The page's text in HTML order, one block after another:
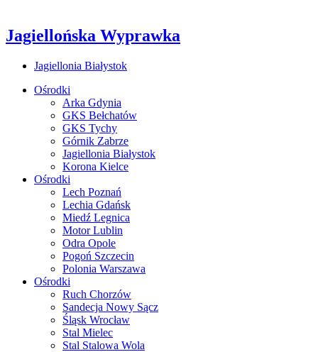
Jagiellońska Wyprawka
Jagiellonia Białystok
Ośrodki
Arka Gdynia
GKS Bełchatów
GKS Tychy
Górnik Zabrze
Jagiellonia Białystok
Korona Kielce
Ośrodki
Lech Poznań
Lechia Gdańsk
Miedź Legnica
Motor Lublin
Odra Opole
Pogoń Szczecin
Polonia Warszawa
Ośrodki
Ruch Chorzów
Sandecja Nowy Sącz
Śląsk Wrocław
Stal Mielec
Stal Stalowa Wola